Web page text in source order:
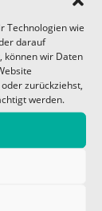
Technologien wie
darauf
können wir Daten
zurückziehst,
werden.